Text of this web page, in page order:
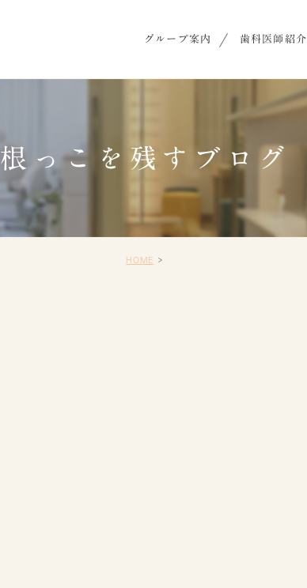
グループ案内 歯科医師紹介
根っこを残すブログ
HOME